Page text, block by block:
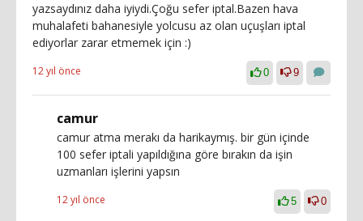
yazsaydınız daha iyiydi.Çoğu sefer iptal.Bazen hava
muhalafeti bahanesiyle yolcusu az olan uçuşları iptal
ediyorlar zarar etmemek için :)
12 yıl önce 0 9
camur
camur atma merakı da harikaymış. bir gün içinde
100 sefer iptali yapıldığına göre bırakın da işin
uzmanları işlerini yapsın
12 yıl önce 5 0